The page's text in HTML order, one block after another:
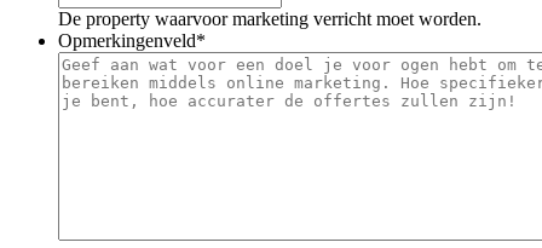
De property waarvoor marketing verricht moet worden.
Opmerkingenveld*